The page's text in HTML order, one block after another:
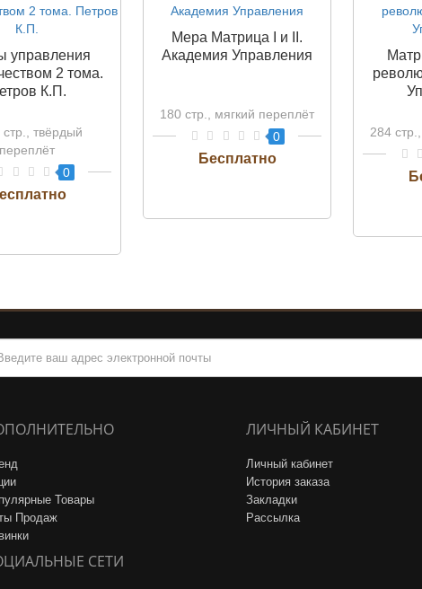
управления
2 тома.
К.П.
стр., твёрдый
переплёт
0
Мера Матрица I и II.
Академия Управления
180 стр., мягкий переплёт
0
284
Товары
Продаж
СЕТИ
ЛИЧНЫЙ КАБИНЕТ
Личный кабинет
История заказа
Закладки
Рассылка